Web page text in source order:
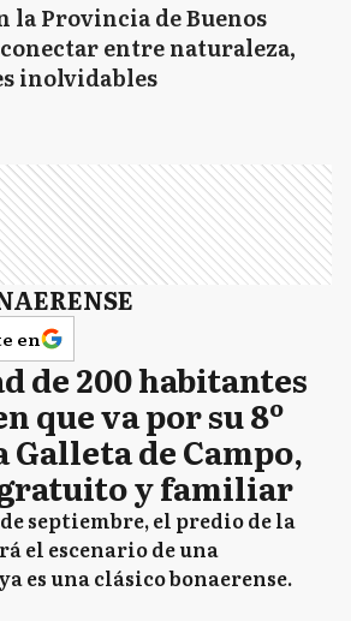
la Provincia de Buenos
entre naturaleza,
inolvidables
en
de 200 habitantes
que va por su 8º
Galleta de Campo,
y familiar
septiembre, el predio de la
el escenario de una
es una clásico bonaerense.